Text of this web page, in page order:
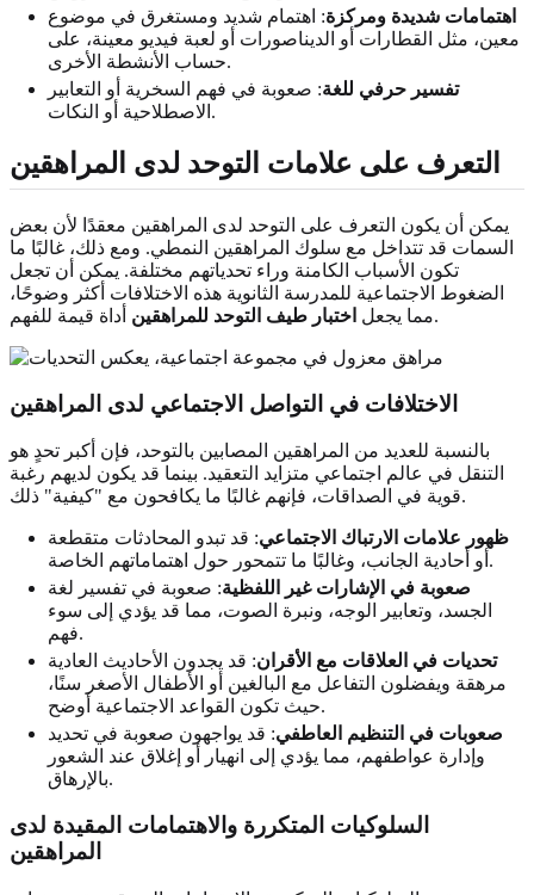
اهتمامات شديدة ومركزة: اهتمام شديد ومستغرق في موضوع
معين، مثل القطارات أو الديناصورات أو لعبة فيديو معينة، على
حساب الأنشطة الأخرى.
تفسير حرفي للغة: صعوبة في فهم السخرية أو التعابير
الاصطلاحية أو النكات.
التعرف على علامات التوحد لدى المراهقين
يمكن أن يكون التعرف على التوحد لدى المراهقين معقدًا لأن بعض
السمات قد تتداخل مع سلوك المراهقين النمطي. ومع ذلك، غالبًا ما
تكون الأسباب الكامنة وراء تحدياتهم مختلفة. يمكن أن تجعل
الضغوط الاجتماعية للمدرسة الثانوية هذه الاختلافات أكثر وضوحًا،
مما يجعل اختبار طيف التوحد للمراهقين أداة قيمة للفهم.
الاختلافات في التواصل الاجتماعي لدى المراهقين
بالنسبة للعديد من المراهقين المصابين بالتوحد، فإن أكبر تحدٍ هو
التنقل في عالم اجتماعي متزايد التعقيد. بينما قد يكون لديهم رغبة
قوية في الصداقات، فإنهم غالبًا ما يكافحون مع "كيفية" ذلك.
ظهور علامات الارتباك الاجتماعي: قد تبدو المحادثات متقطعة
أو أحادية الجانب، وغالبًا ما تتمحور حول اهتماماتهم الخاصة.
صعوبة في الإشارات غير اللفظية: صعوبة في تفسير لغة
الجسد، وتعابير الوجه، ونبرة الصوت، مما قد يؤدي إلى سوء
فهم.
تحديات في العلاقات مع الأقران: قد يجدون الأحاديث العادية
مرهقة ويفضلون التفاعل مع البالغين أو الأطفال الأصغر سنًا،
حيث تكون القواعد الاجتماعية أوضح.
صعوبات في التنظيم العاطفي: قد يواجهون صعوبة في تحديد
وإدارة عواطفهم، مما يؤدي إلى انهيار أو إغلاق عند الشعور
بالإرهاق.
السلوكيات المتكررة والاهتمامات المقيدة لدى
المراهقين